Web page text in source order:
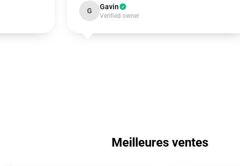
G Gavin
Verified owner
Meilleures ventes